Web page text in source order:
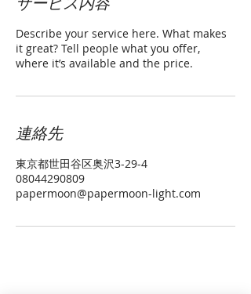
Describe your service here. What makes
it great? Tell people what you offer,
where it’s available and the price.
連絡先
東京都世田谷区奥沢3-29-4
08044290809
papermoon@papermoon-light.com